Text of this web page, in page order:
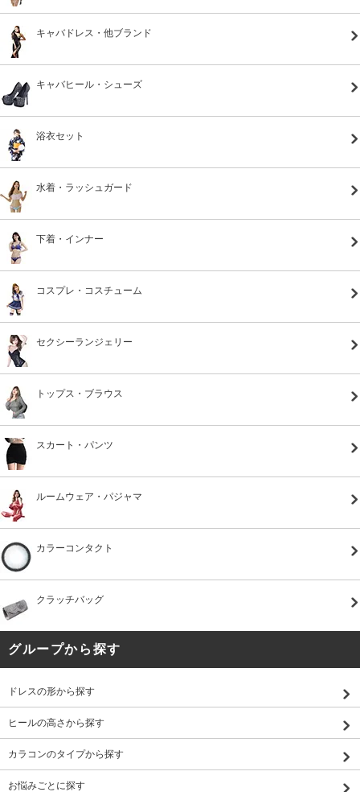
キャバドレス・他ブランド
キャバヒール・シューズ
浴衣セット
水着・ラッシュガード
下着・インナー
コスプレ・コスチューム
セクシーランジェリー
トップス・ブラウス
スカート・パンツ
ルームウェア・パジャマ
カラーコンタクト
クラッチバッグ
グループから探す
ドレスの形から探す
ヒールの高さから探す
カラコンのタイプから探す
お悩みごとに探す